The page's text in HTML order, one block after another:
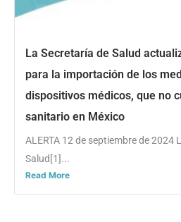
La Secretaría de Salud
para la importación de los
dispositivos médicos, que no
sanitario en México
ALERTA 12 de septiembre de 2024
Salud[1]...
Read More